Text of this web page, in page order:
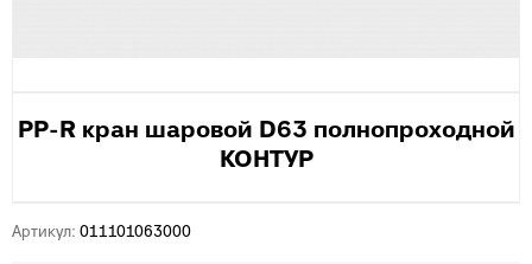
PP-R кран шаровой D63 полнопроходной
КОНТУР
Артикул: 011101063000